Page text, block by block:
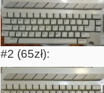
#2 (65zł):